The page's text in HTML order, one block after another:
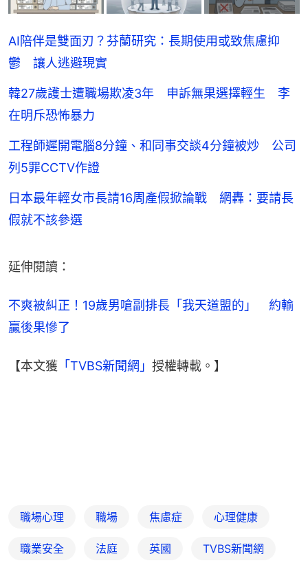
AI陪伴是雙面刃？芬蘭研究：長期使用或致焦慮抑
鬱 讓人逃避現實
韓27歲護士遭職場欺凌3年 申訴無果選擇輕生 李
在明斥恐怖暴力
工程師遲開電腦8分鐘、和同事交談4分鐘被炒 公司
列5罪CCTV作證
日本最年輕女市長請16周產假掀論戰 網轟：要請長
假就不該參選
延伸閱讀：
不爽被糾正！19歲男嗆副排長「我天道盟的」　約輸
贏後果慘了
【本文獲 「TVBS新聞網」 授權轉載。】
職場心理 職場 焦慮症 心理健康
職業安全 法庭 英國 TVBS新聞網